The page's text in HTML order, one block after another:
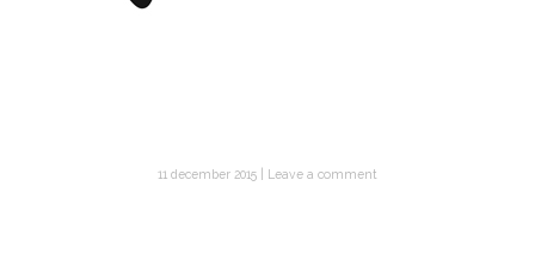
11 december 2015 Leave a comment